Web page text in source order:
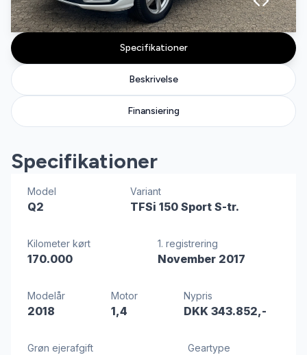
Specifikationer
Beskrivelse
Finansiering
Specifikationer
Model
Q2
Variant
TFSi 150 Sport S-tr.
Kilometer kørt
170.000
1. registrering
November 2017
Modelår
2018
Motor
1,4
Nypris
DKK 343.852,-
Grøn ejerafgift Geartype